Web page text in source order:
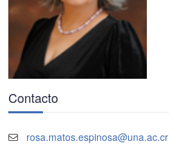
Contacto
rosa.matos.espinosa@una.ac.cr